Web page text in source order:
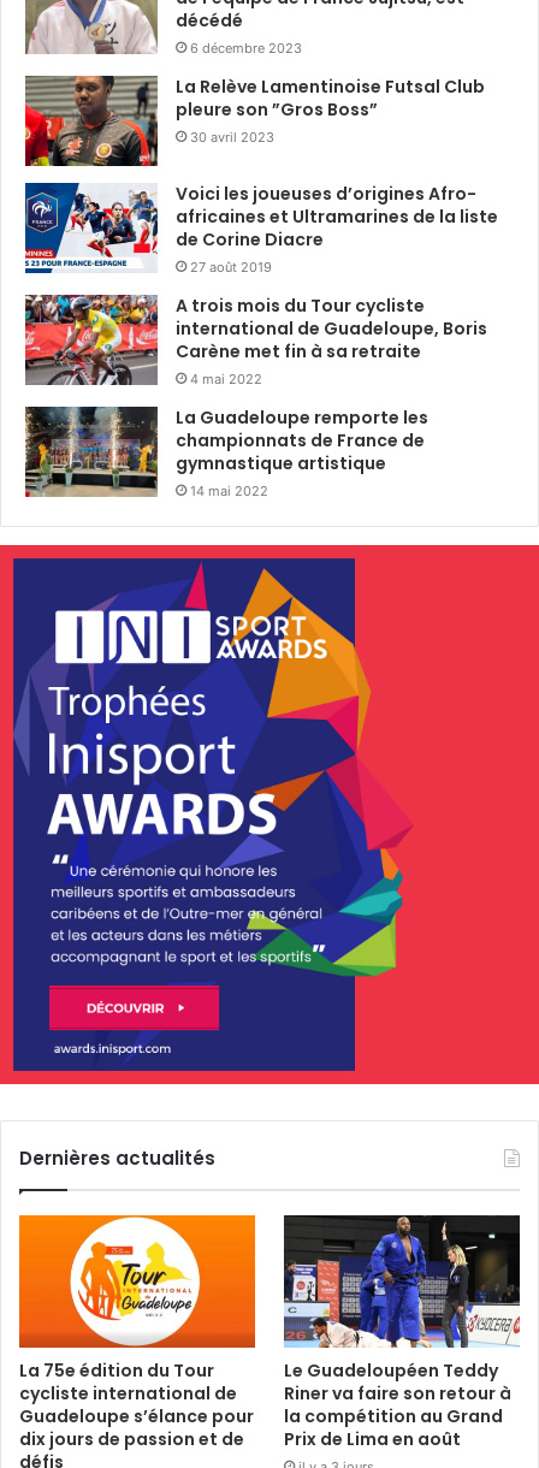
décédé
6 décembre 2023
La Relève Lamentinoise Futsal Club
pleure son ”Gros Boss”
30 avril 2023
Voici les joueuses d’origines Afro-
africaines et Ultramarines de la liste
de Corine Diacre
27 août 2019
A trois mois du Tour cycliste
international de Guadeloupe, Boris
Carène met fin à sa retraite
4 mai 2022
La Guadeloupe remporte les
championnats de France de
gymnastique artistique
14 mai 2022
Dernières actualités
La 75e édition du Tour
cycliste international de
Guadeloupe s’élance pour
dix jours de passion et de
défis
Le Guadeloupéen Teddy
Riner va faire son retour à
la compétition au Grand
Prix de Lima en août